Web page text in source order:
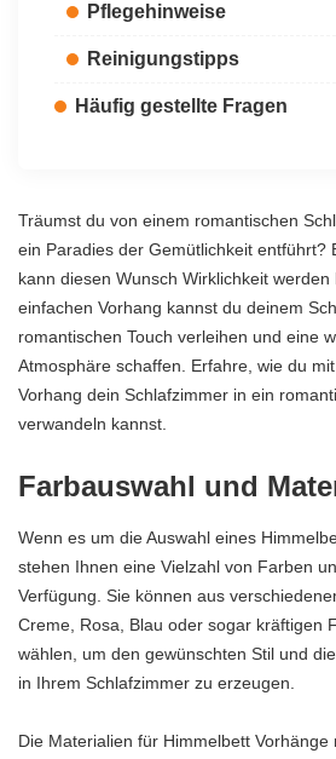
Pflegehinweise
Reinigungstipps
Häufig gestellte Fragen
Träumst du von einem romantischen
ein Paradies der Gemütlichkeit entführt?
kann diesen Wunsch Wirklichkeit
einfachen Vorhang kannst du deinem
romantischen Touch verleihen und eine
Atmosphäre schaffen. Erfahre, wie du
Vorhang dein Schlafzimmer in ein
verwandeln kannst.
Farbauswahl und
Wenn es um die Auswahl eines
stehen Ihnen eine Vielzahl von Farben
Verfügung. Sie können aus
Creme, Rosa, Blau oder sogar kräftigen
wählen, um den gewünschten Stil und
in Ihrem Schlafzimmer zu erzeugen.
Die Materialien für Himmelbett Vorhänge